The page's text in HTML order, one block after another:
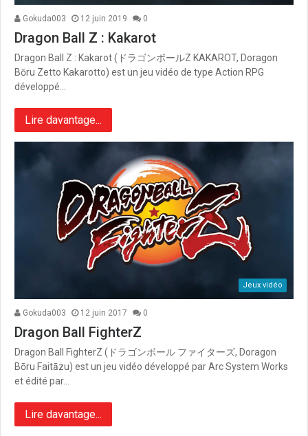
Gokuda003 12 juin 2019 0
Dragon Ball Z : Kakarot
Dragon Ball Z : Kakarot (ドラゴンボールZ KAKAROT, Doragon
Bōru Zetto Kakarotto) est un jeu vidéo de type Action RPG
développé…
Lire davantage...
Jeux vidéo
Gokuda003 12 juin 2017 0
Dragon Ball FighterZ
Dragon Ball FighterZ (ドラゴンボール ファイターズ, Doragon
Bōru Faitāzu) est un jeu vidéo développé par Arc System Works
et édité par…
Lire davantage...